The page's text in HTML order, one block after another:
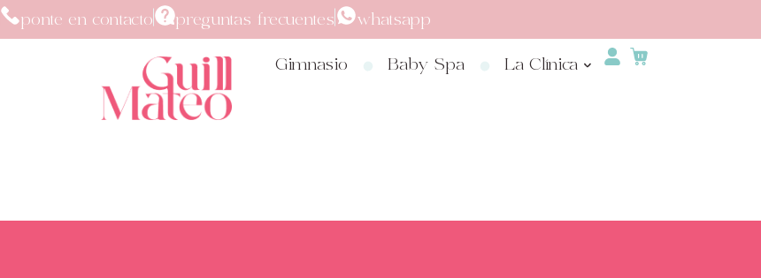
ponte en contacto preguntas frecuentes
whatsapp
Gimnasio Baby Spa La Clínica